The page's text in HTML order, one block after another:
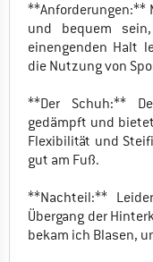
**Anforderungen:**
und bequem
einengenden Halt
die Nutzung von
**Der Schuh:**
gedämpft und
Flexibilität und
gut am Fuß.
**Nachteil:**
Übergang der
bekam ich Blasen,